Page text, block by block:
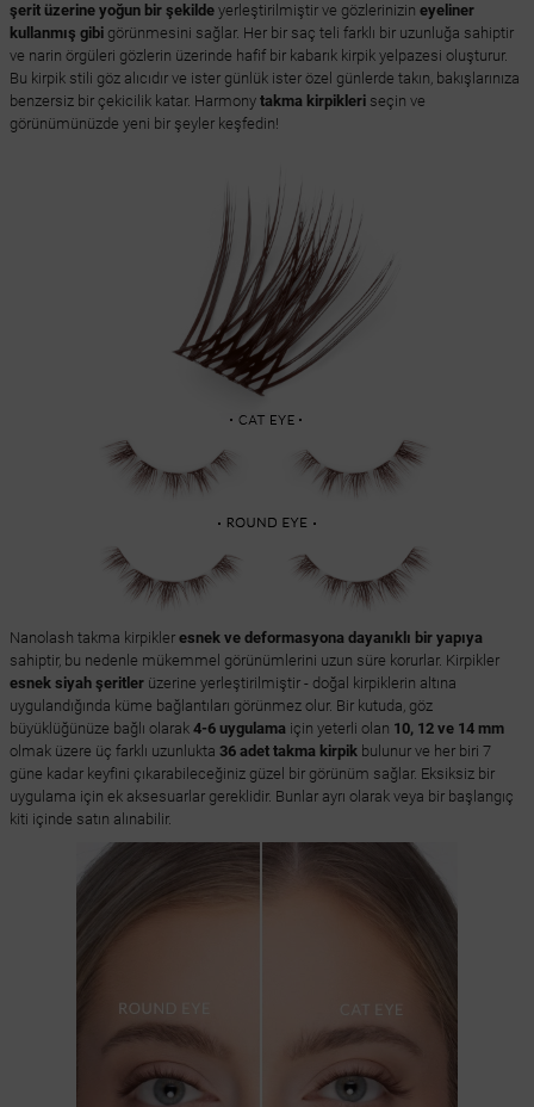
şerit üzerine yoğun bir şekildeyerleştirilmiştir ve gözlerinizin eyeliner
kullanmış gibigörünmesini sağlar. Her bir saç teli farklı bir uzunluğa sahiptir
ve narin örgüleri gözlerin üzerinde hafif bir kabarık kirpik yelpazesi oluşturur.
Bu kirpik stili göz alıcıdır ve ister günlük ister özel günlerde takın, bakışlarınıza
benzersiz bir çekicilik katar. Harmony takma kirpikleriseçin ve
görünümünüzde yeni bir şeyler keşfedin!
Nanolash takma kirpikler esnek ve deformasyona dayanıklı bir yapıya
sahiptir, bu nedenle mükemmel görünümlerini uzun süre korurlar. Kirpikler
esnek siyah şeritlerüzerine yerleştirilmiştir - doğal kirpiklerin altına
uygulandığında küme bağlantıları görünmez olur. Bir kutuda, göz
büyüklüğünüze bağlı olarak 4-6 uygulamaiçin yeterli olan 10, 12 ve 14 mm
olmak üzere üç farklı uzunlukta 36 adet takma kirpikbulunur ve her biri 7
güne kadar keyfini çıkarabileceğiniz güzel bir görünüm sağlar. Eksiksiz bir
uygulama için ek aksesuarlar gereklidir. Bunlar ayrı olarak veya bir başlangıç
kiti içinde satın alınabilir.